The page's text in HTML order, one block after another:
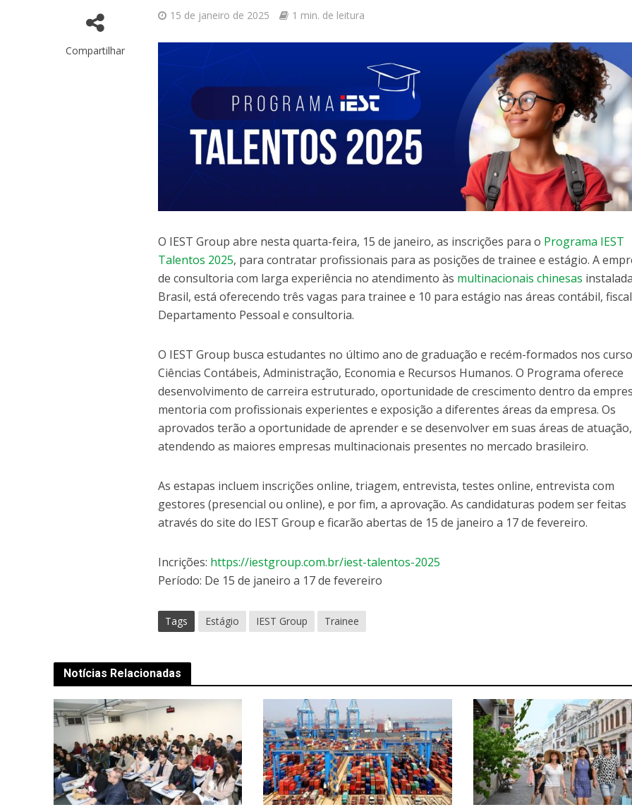
Compartilhar
15 de janeiro de 2025 1 min. de leitura
O IEST Group abre nesta quarta-feira, 15 de janeiro, as inscrições para o Programa IEST
Talentos 2025, para contratar profissionais para as posições de trainee e estágio. A
de consultoria com larga experiência no atendimento às multinacionais chinesas
Brasil, está oferecendo três vagas para trainee e 10 para estágio nas áreas contábil,
Departamento Pessoal e consultoria.
O IEST Group busca estudantes no último ano de graduação e recém-formados nos
Ciências Contábeis, Administração, Economia e Recursos Humanos. O Programa oferece
desenvolvimento de carreira estruturado, oportunidade de crescimento dentro da
mentoria com profissionais experientes e exposição a diferentes áreas da empresa. Os
aprovados terão a oportunidade de aprender e se desenvolver em suas áreas de atuação,
atendendo as maiores empresas multinacionais presentes no mercado brasileiro.
As estapas incluem inscrições online, triagem, entrevista, testes online, entrevista com
gestores (presencial ou online), e por fim, a aprovação. As candidaturas podem ser feitas
através do site do IEST Group e ficarão abertas de 15 de janeiro a 17 de fevereiro.
Incrições: https://iestgroup.com.br/iest-talentos-2025
Período: De 15 de janeiro a 17 de fevereiro
Tags Estágio IEST Group Trainee
Notícias Relacionadas